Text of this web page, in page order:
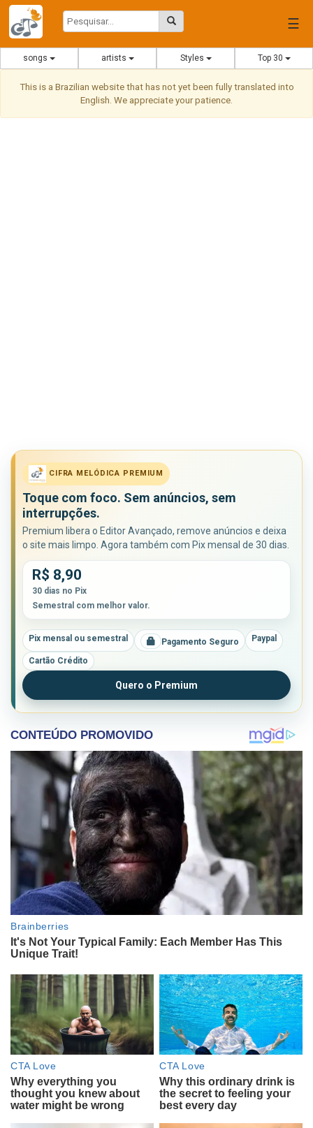
☰
songs artists Styles Top 30
This is a Brazilian website that has not yet been fully translated into
English. We appreciate your patience.
CIFRA MELÓDICA PREMIUM
Toque com foco. Sem anúncios, sem
interrupções.
Premium libera o Editor Avançado, remove anúncios e deixa
o site mais limpo. Agora também com Pix mensal de 30 dias.
R$ 8,90
30 dias no Pix
Semestral com melhor valor.
Pix mensal ou semestral Pagamento Seguro Paypal
Cartão Crédito
Quero o Premium